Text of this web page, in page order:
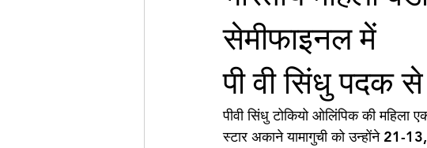
सेमीफाइनल में
पी वी सिंधु पदक
पीवी सिंधु टोकियो ओलिंपिक की
स्टार अकाने यामागुची को उन्होंने 21-